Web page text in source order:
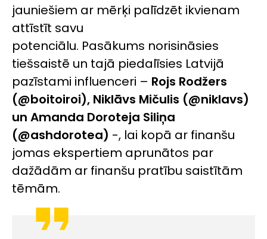
jauniešiem ar mērķi palīdzēt ikvienam
attīstīt savu
potenciālu. Pasākums norisināsies
tiešsaistē un tajā piedalīsies Latvijā
pazīstami influenceri – Rojs Rodžers
(@boitoiroi), Niklāvs Mičulis (@niklavs)
un Amanda Doroteja Siliņa
(@ashdorotea) -, lai kopā ar finanšu
jomas ekspertiem aprunātos par
dažādām ar finanšu pratību saistītām
tēmām.